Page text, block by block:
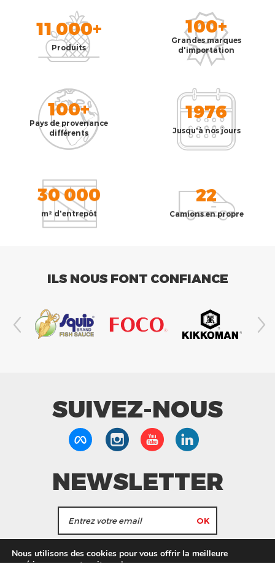
11 000+
Produits
100+
Grandes marques
d'importation
100+
Pays de provenance
différents
1976
Jusqu'à nos jours
30 000
m² d'entrepôt
22
Camions en propre
ILS NOUS FONT CONFIANCE
SUIVEZ-NOUS
NEWSLETTER
J'accepte de recevoir les actualités et les
Nous utilisons des cookies pour vous offrir la meilleure